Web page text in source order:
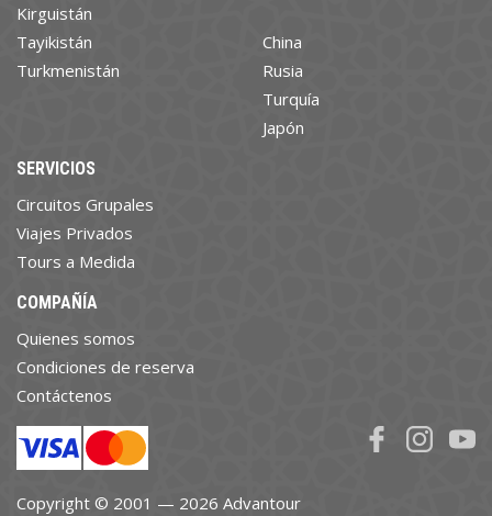
Kirguistán
Tayikistán
Turkmenistán
China
Rusia
Turquía
Japón
SERVICIOS
Circuitos Grupales
Viajes Privados
Tours a Medida
COMPAÑÍA
Quienes somos
Condiciones de reserva
Contáctenos
Copyright © 2001 — 2026 Advantour